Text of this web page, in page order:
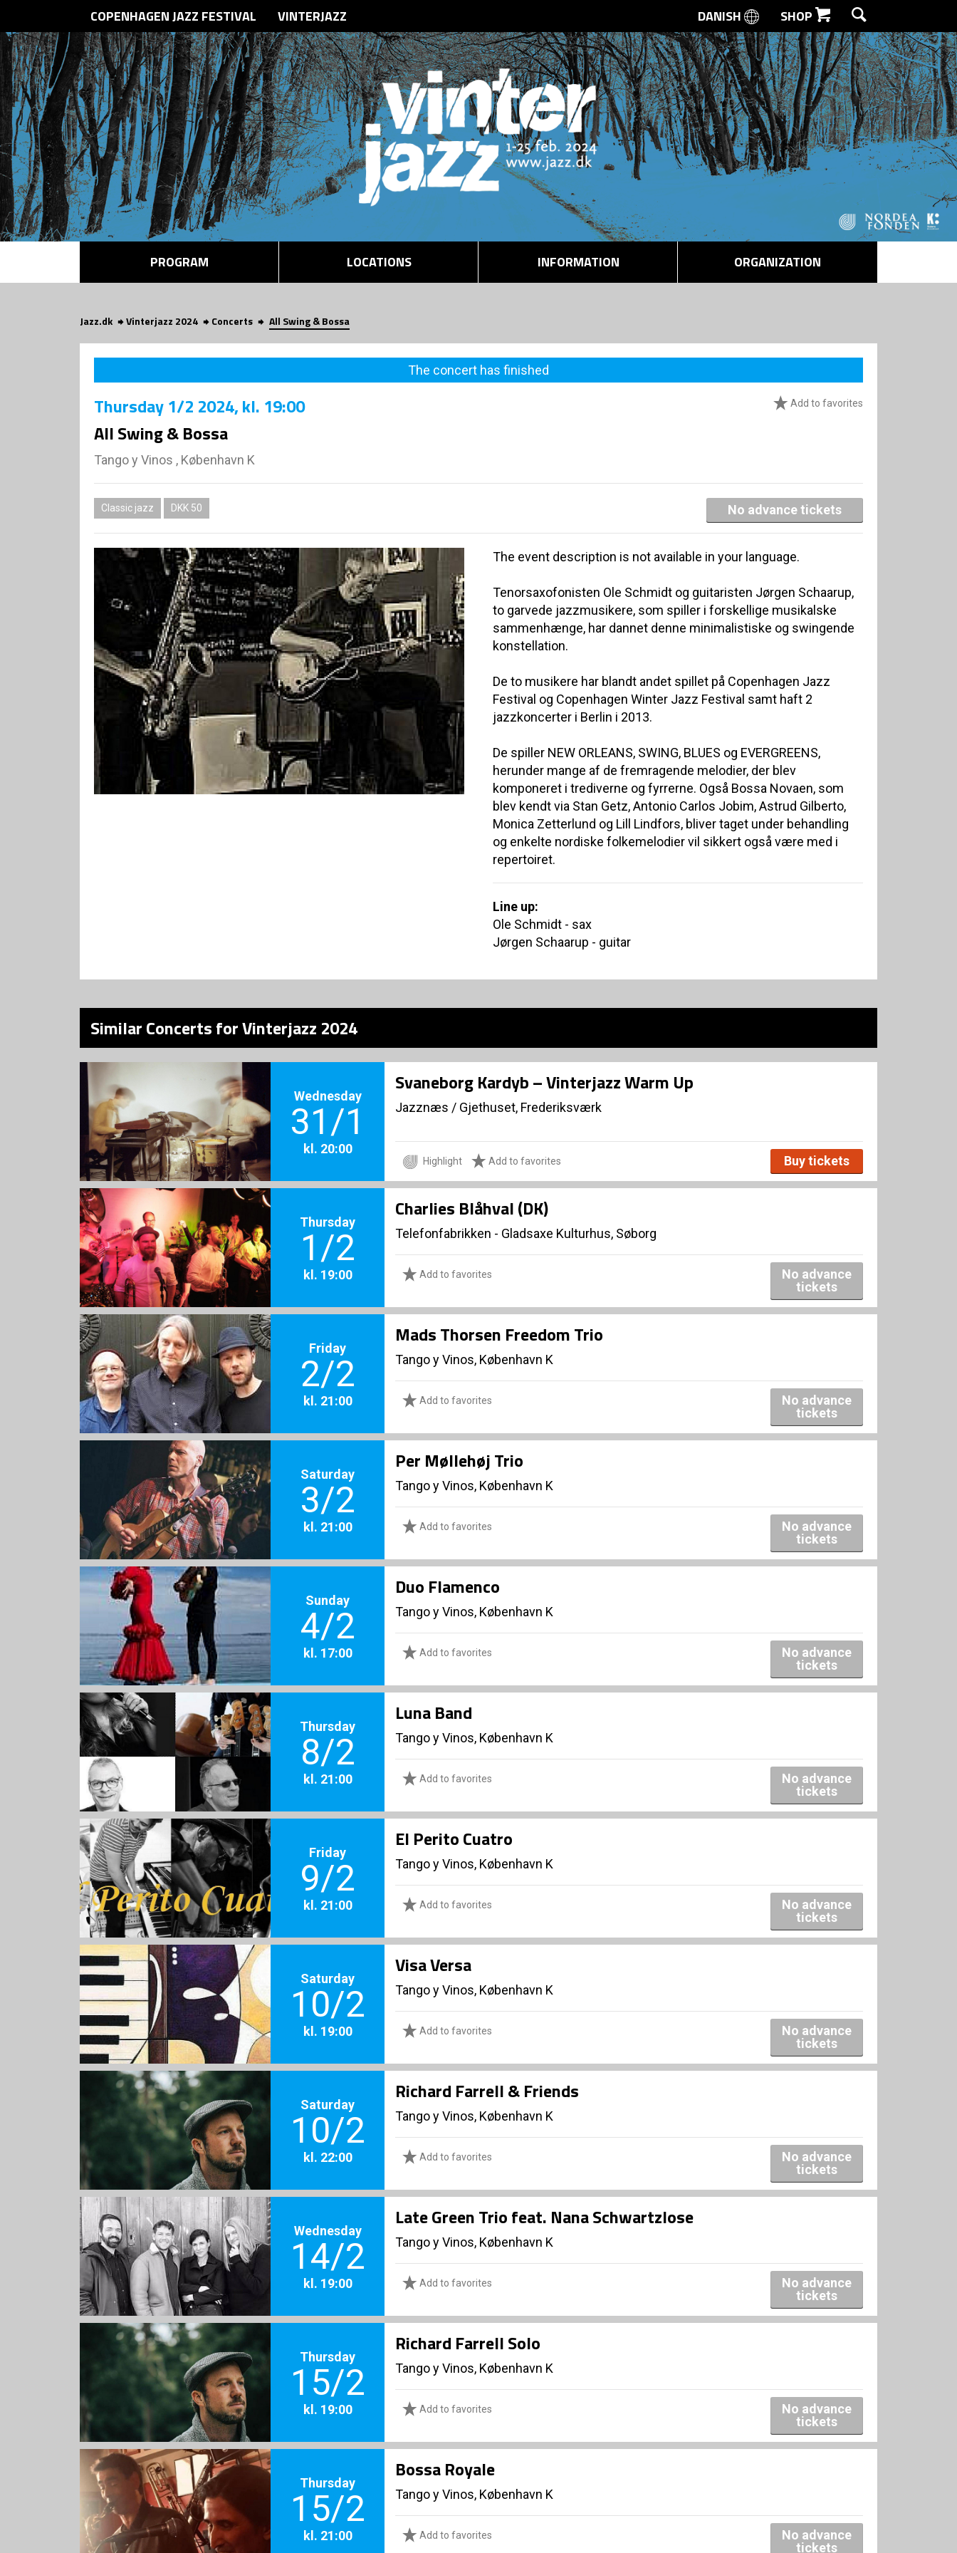
SEARCH
COPENHAGEN JAZZ FESTIVAL VINTERJAZZ DANISH SHOP
PROGRAM LOCATIONS INFORMATION ORGANIZATION
Jazz.dk Vinterjazz 2024 Concerts All Swing & Bossa
The concert has finished
Add to favorites
Thursday1/2 2024, kl. 19:00
All Swing & Bossa
Tango y Vinos , København K
Classic jazz DKK 50 No advance tickets
The event description is not available in your language.
Tenorsaxofonisten Ole Schmidt og guitaristen Jørgen Schaarup,
to garvede jazzmusikere, som spiller i forskellige musikalske
sammenhænge, har dannet denne minimalistiske og swingende
konstellation.
De to musikere har blandt andet spillet på Copenhagen Jazz
Festival og Copenhagen Winter Jazz Festival samt haft 2
jazzkoncerter i Berlin i 2013.
De spiller NEW ORLEANS, SWING, BLUES og EVERGREENS,
herunder mange af de fremragende melodier, der blev
komponeret i trediverne og fyrrerne. Også Bossa Novaen, som
blev kendt via Stan Getz, Antonio Carlos Jobim, Astrud Gilberto,
Monica Zetterlund og Lill Lindfors, bliver taget under behandling
og enkelte nordiske folkemelodier vil sikkert også være med i
repertoiret.
Line up:
Ole Schmidt - sax
Jørgen Schaarup - guitar
Similar Concerts for Vinterjazz 2024
Wednesday
31/1
kl. 20:00
Svaneborg Kardyb – Vinterjazz Warm Up
Jazznæs / Gjethuset, Frederiksværk
Highlight Add to favorites Buy tickets
Thursday
1/2
kl. 19:00
Charlies Blåhval (DK)
Telefonfabrikken - Gladsaxe Kulturhus, Søborg
Add to favorites
No advance
tickets
Friday
2/2
kl. 21:00
Mads Thorsen Freedom Trio
Tango y Vinos, København K
Add to favorites
No advance
tickets
Saturday
3/2
kl. 21:00
Per Møllehøj Trio
Tango y Vinos, København K
Add to favorites
No advance
tickets
Sunday
4/2
kl. 17:00
Duo Flamenco
Tango y Vinos, København K
Add to favorites
No advance
tickets
Thursday
8/2
kl. 21:00
Luna Band
Tango y Vinos, København K
Add to favorites
No advance
tickets
Friday
9/2
kl. 21:00
El Perito Cuatro
Tango y Vinos, København K
Add to favorites
No advance
tickets
Saturday
10/2
kl. 19:00
Visa Versa
Tango y Vinos, København K
Add to favorites
No advance
tickets
Saturday
10/2
kl. 22:00
Richard Farrell & Friends
Tango y Vinos, København K
Add to favorites
No advance
tickets
Wednesday
14/2
kl. 19:00
Late Green Trio feat. Nana Schwartzlose
Tango y Vinos, København K
Add to favorites
No advance
tickets
Thursday
15/2
kl. 19:00
Richard Farrell Solo
Tango y Vinos, København K
Add to favorites
No advance
tickets
Thursday
15/2
kl. 21:00
Bossa Royale
Tango y Vinos, København K
Add to favorites
No advance
tickets